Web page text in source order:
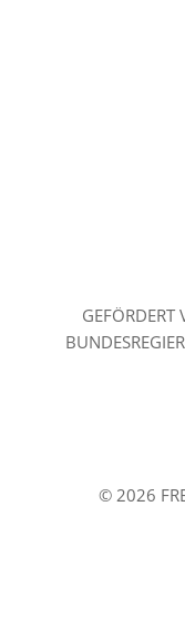
GEFÖRDERT
© 2026